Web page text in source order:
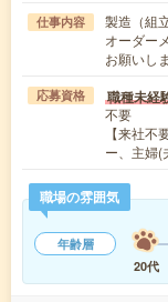
仕事内容
製造（組
オーダー
お願いし
応募資格 職種未経
不要
【来社
ー、主婦
職場の雰囲気
年齢層
20代